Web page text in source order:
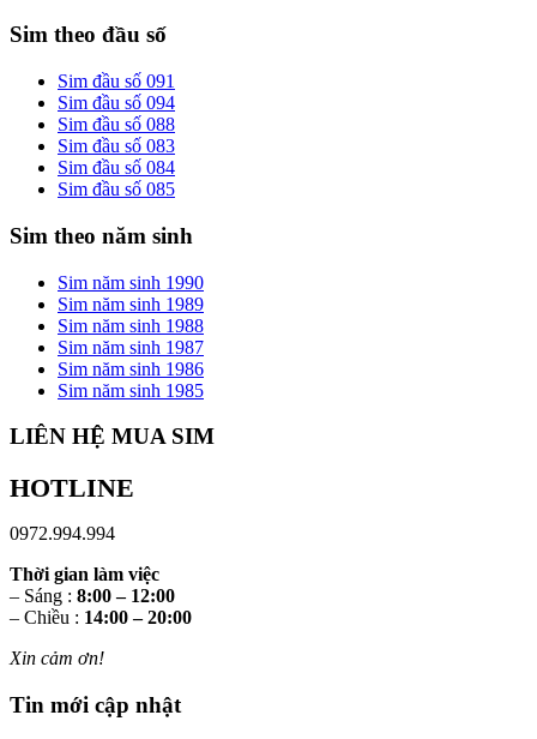
Sim theo đầu số
Sim đầu số 091
Sim đầu số 094
Sim đầu số 088
Sim đầu số 083
Sim đầu số 084
Sim đầu số 085
Sim theo năm sinh
Sim năm sinh 1990
Sim năm sinh 1989
Sim năm sinh 1988
Sim năm sinh 1987
Sim năm sinh 1986
Sim năm sinh 1985
LIÊN HỆ MUA SIM
HOTLINE
0972.994.994
Thời gian làm việc
– Sáng : 8:00 – 12:00
– Chiều : 14:00 – 20:00
Xin cảm ơn!
Tin mới cập nhật